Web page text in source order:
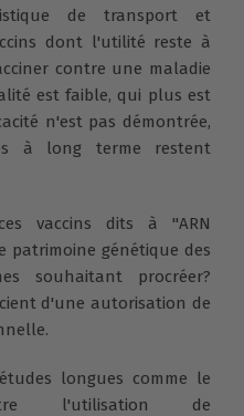
de transport et
dont l'utilité reste à
contre une maladie
est faible, qui plus est
n'est pas démontrée,
à long terme restent
vaccins dits à "ARN
patrimoine génétique des
souhaitant procréer?
d'une autorisation de
longues comme le
l'utilisation de